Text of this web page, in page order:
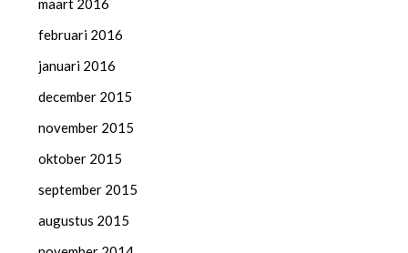
maart 2016
februari 2016
januari 2016
december 2015
november 2015
oktober 2015
september 2015
augustus 2015